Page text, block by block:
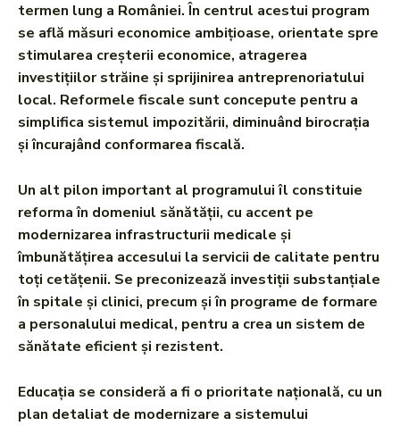
termen lung a României. În centrul acestui program
se află măsuri economice ambițioase, orientate spre
stimularea creșterii economice, atragerea
investițiilor străine și sprijinirea antreprenoriatului
local. Reformele fiscale sunt concepute pentru a
simplifica sistemul impozitării, diminuând birocrația
și încurajând conformarea fiscală.
Un alt pilon important al programului îl constituie
reforma în domeniul sănătății, cu accent pe
modernizarea infrastructurii medicale și
îmbunătățirea accesului la servicii de calitate pentru
toți cetățenii. Se preconizează investiții substanțiale
în spitale și clinici, precum și în programe de formare
a personalului medical, pentru a crea un sistem de
sănătate eficient și rezistent.
Educația se consideră a fi o prioritate națională, cu un
plan detaliat de modernizare a sistemului